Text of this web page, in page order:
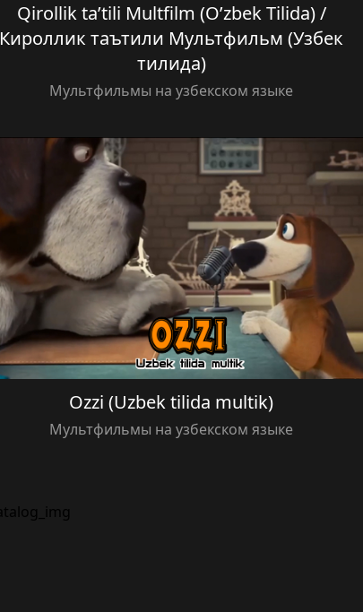
Qirollik ta’tili Multfilm (O’zbek Tilida) /
Кироллик таътили Мультфильм (Узбек
тилида)
Мультфильмы на узбекском языке
Ozzi (Uzbek tilida multik)
Мультфильмы на узбекском языке